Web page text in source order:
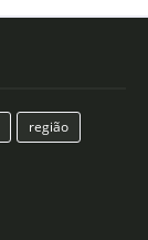
região